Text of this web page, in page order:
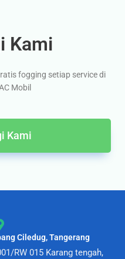
Kami
fogging setiap service di
Mobil
Kami
Ciledug, Tangerang
RW 015 Karang tengah,